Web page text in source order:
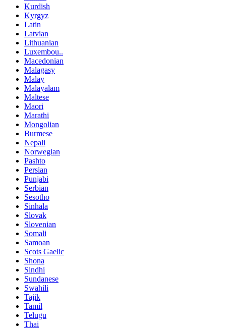
Kurdish
Kyrgyz
Latin
Latvian
Lithuanian
Luxembou..
Macedonian
Malagasy
Malay
Malayalam
Maltese
Maori
Marathi
Mongolian
Burmese
Nepali
Norwegian
Pashto
Persian
Punjabi
Serbian
Sesotho
Sinhala
Slovak
Slovenian
Somali
Samoan
Scots Gaelic
Shona
Sindhi
Sundanese
Swahili
Tajik
Tamil
Telugu
Thai